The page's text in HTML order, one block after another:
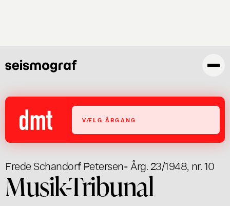
VÆLG ÅRGANG
Frede Schandorf Petersen- Årg. 23/1948, nr. 10
Musik-Tribunal